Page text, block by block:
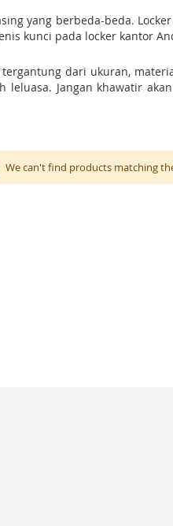
yang berbeda-beda.
kunci pada locker kantor
dari ukuran,
Jangan khawatir
We can't find products matching